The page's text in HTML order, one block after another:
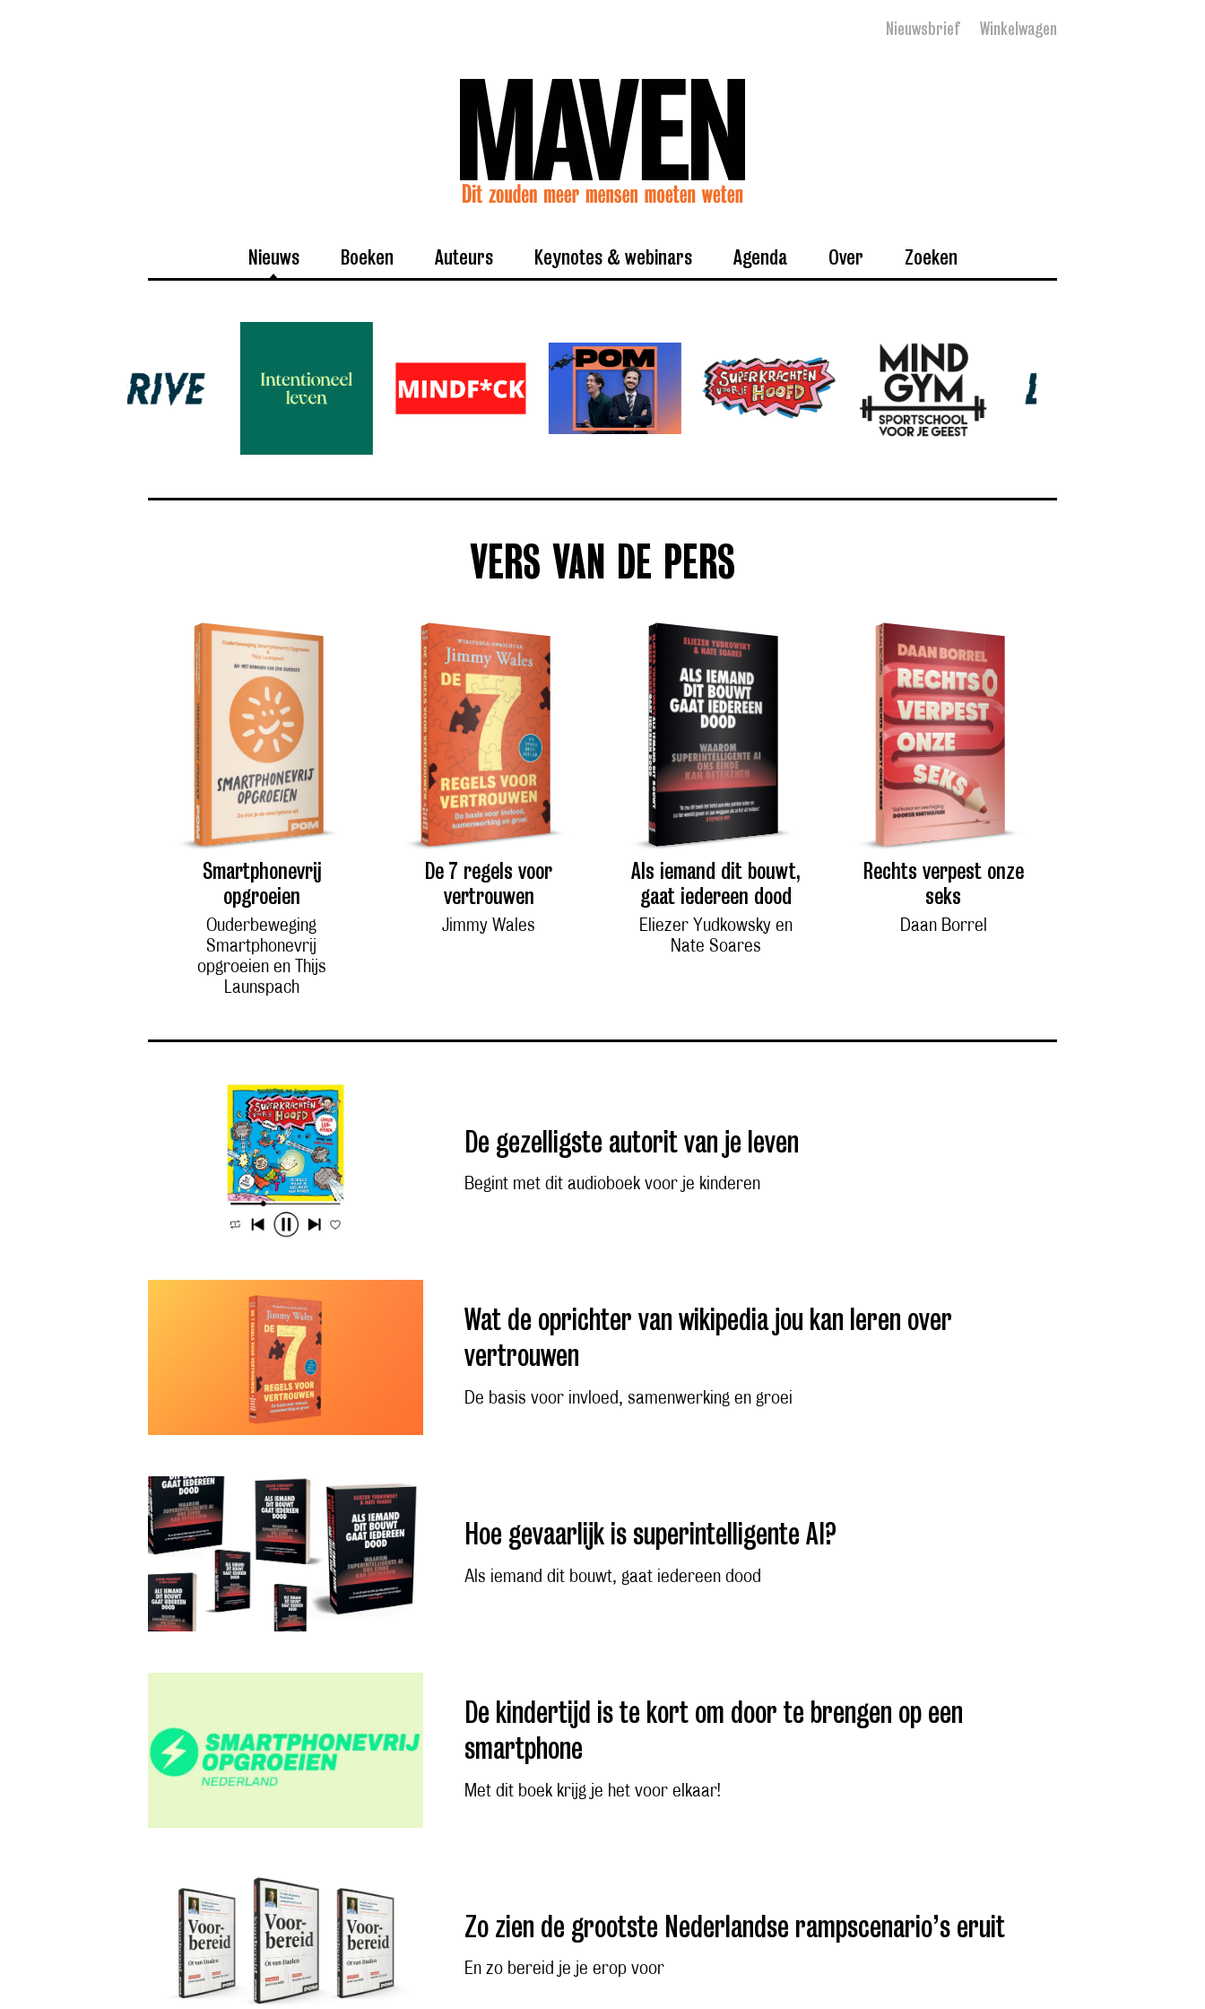
Nieuwsbrief Winkelwagen
Nieuws Boeken Auteurs Keynotes & webinars Agenda Over Zoeken
VERS VAN DE PERS
Smartphonevrij
opgroeien
Ouderbeweging
Smartphonevrij
opgroeien en Thijs
Launspach
De 7 regels voor
vertrouwen
Jimmy Wales
Als iemand dit bouwt,
gaat iedereen dood
Eliezer Yudkowsky en
Nate Soares
Rechts verpest onze
seks
Daan Borrel
De gezelligste autorit van je leven
Begint met dit audioboek voor je kinderen
Wat de oprichter van wikipedia jou kan leren over
vertrouwen
De basis voor invloed, samenwerking en groei
Hoe gevaarlijk is superintelligente AI?
Als iemand dit bouwt, gaat iedereen dood
De kindertijd is te kort om door te brengen op een
smartphone
Met dit boek krijg je het voor elkaar!
Zo zien de grootste Nederlandse rampscenario’s eruit
En zo bereid je je erop voor